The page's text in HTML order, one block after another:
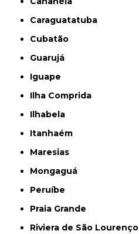
Caraguatatuba
Cubatão
Guarujá
Iguape
Ilha Comprida
Ilhabela
Itanhaém
Maresias
Mongaguá
Peruíbe
Praia Grande
Riviera de São Lourenço